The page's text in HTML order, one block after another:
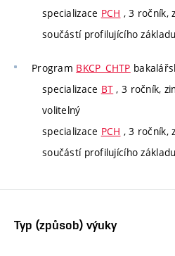
specializace PCH , 3 ročník,
součástí profilujícího základu
Program BKCP_CHTP
specializace BT , 3 ročník,
volitelný
specializace PCH , 3 ročník,
součástí profilujícího základu
Typ (způsob) výuky